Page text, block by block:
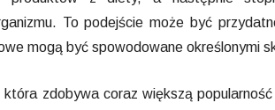
To podejście może być
mogą być spowodowane określonymi
zdobywa coraz większą